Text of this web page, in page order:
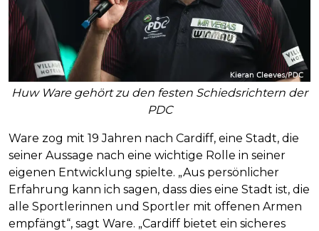
Huw Ware gehört zu den festen Schiedsrichtern der
PDC
Ware zog mit 19 Jahren nach Cardiff, eine Stadt, die
seiner Aussage nach eine wichtige Rolle in seiner
eigenen Entwicklung spielte. „Aus persönlicher
Erfahrung kann ich sagen, dass dies eine Stadt ist, die
alle Sportlerinnen und Sportler mit offenen Armen
empfängt“, sagt Ware. „Cardiff bietet ein sicheres